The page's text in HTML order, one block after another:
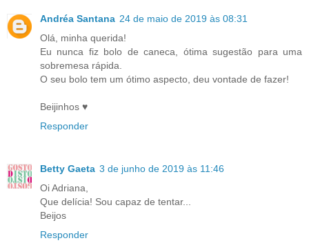
Andréa Santana 24 de maio de 2019 às 08:31
Olá, minha querida!
Eu nunca fiz bolo de caneca, ótima sugestão para uma
sobremesa rápida.
O seu bolo tem um ótimo aspecto, deu vontade de fazer!
Beijinhos ♥
Responder
Betty Gaeta 3 de junho de 2019 às 11:46
Oi Adriana,
Que delícia! Sou capaz de tentar...
Beijos
Responder